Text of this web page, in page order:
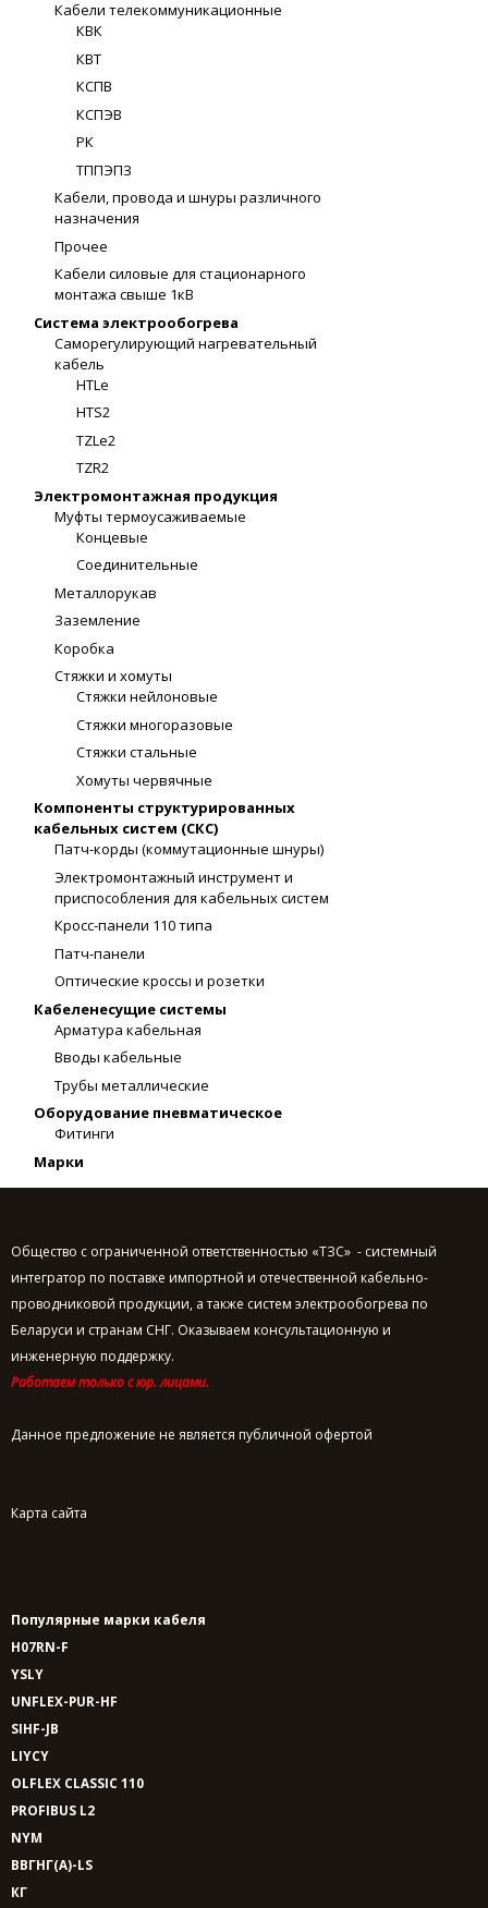
Кабели телекоммуникационные
КВК
КВТ
КСПВ
КСПЭВ
РК
ТППЭПЗ
Кабели, провода и шнуры различного
назначения
Прочее
Кабели силовые для стационарного
монтажа свыше 1кВ
Система электрообогрева
Саморегулирующий нагревательный
кабель
HTLe
HTS2
TZLe2
TZR2
Электромонтажная продукция
Муфты термоусаживаемые
Концевые
Соединительные
Металлорукав
Заземление
Коробка
Стяжки и хомуты
Стяжки нейлоновые
Стяжки многоразовые
Стяжки стальные
Хомуты червячные
Компоненты структурированных
кабельных систем (СКС)
Патч-корды (коммутационные шнуры)
Электромонтажный инструмент и
приспособления для кабельных систем
Кросс-панели 110 типа
Патч-панели
Оптические кроссы и розетки
Кабелeнесущие системы
Арматура кабельная
Вводы кабельные
Трубы металлические
Оборудование пневматическое
Фитинги
Марки
Общество с ограниченной ответственностью «ТЗС» - системный
интегратор по поставке импортной и отечественной кабельно-
проводниковой продукции, а также систем электрообогрева по
Беларуси и странам СНГ. Оказываем консультационную и
инженерную поддержку.
Работаем только с юр. лицами.
Данное предложение не является публичной офертой
Карта сайта
Популярные марки кабеля
H07RN-F
YSLY
UNFLEX-PUR-HF
SIHF-JB
LIYCY
OLFLEX CLASSIC 110
PROFIBUS L2
NYM
ВВГНГ(A)-LS
КГ